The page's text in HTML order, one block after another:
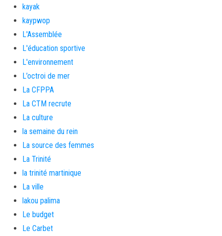
kayak
kaypwop
L'Assemblée
L'éducation sportive
L'environnement
L’octroi de mer
La CFPPA
La CTM recrute
La culture
la semaine du rein
La source des femmes
La Trinité
la trinité martinique
La ville
lakou palima
Le budget
Le Carbet